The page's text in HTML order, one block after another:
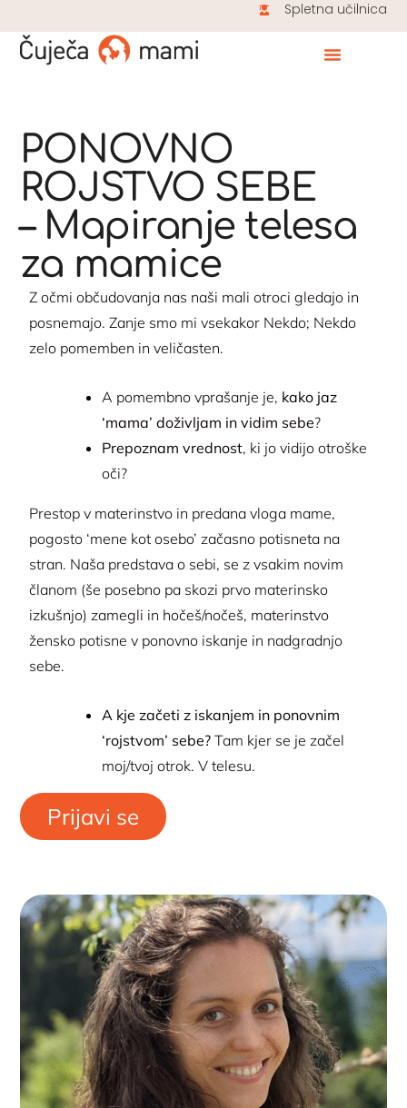
Spletna učilnica
PONOVNO
ROJSTVO SEBE
– Mapiranje telesa
za mamice
Z očmi občudovanja nas naši mali otroci gledajo in
posnemajo. Zanje smo mi vsekakor Nekdo; Nekdo
zelo pomemben in veličasten.
A pomembno vprašanje je, kako jaz
‘mama’ doživljam in vidim sebe?
Prepoznam vrednost, ki jo vidijo otroške
oči?
Prestop v materinstvo in predana vloga mame,
pogosto ‘mene kot osebo’ začasno potisneta na
stran. Naša predstava o sebi, se z vsakim novim
članom (še posebno pa skozi prvo materinsko
izkušnjo) zamegli in hočeš/nočeš, materinstvo
žensko potisne v ponovno iskanje in nadgradnjo
sebe.
A kje začeti z iskanjem in ponovnim
‘rojstvom’ sebe? Tam kjer se je začel
moj/tvoj otrok. V telesu.
Prijavi se